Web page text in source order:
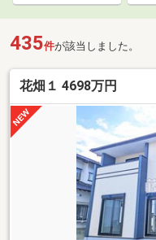
435件が該当しました。
花畑１ 4698万円